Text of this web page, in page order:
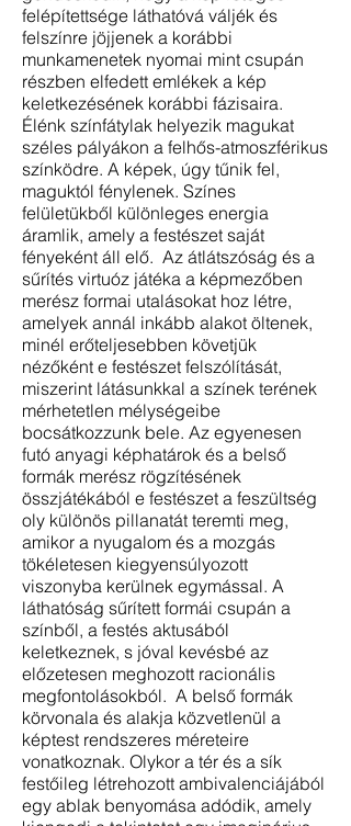
felépítettsége láthatóvá váljék és
felszínre jöjjenek a korábbi
munkamenetek nyomai mint csupán
részben elfedett emlékek a kép
keletkezésének korábbi fázisaira.
Élénk színfátylak helyezik magukat
széles pályákon a felhős-atmoszférikus
színködre. A képek, úgy tűnik fel,
maguktól fénylenek. Színes
felületükből különleges energia
áramlik, amely a festészet saját
fényeként áll elő. Az átlátszóság és a
sűrítés virtuóz játéka a képmezőben
merész formai utalásokat hoz létre,
amelyek annál inkább alakot öltenek,
minél erőteljesebben követjük
nézőként e festészet felszólítását,
miszerint látásunkkal a színek terének
mérhetetlen mélységeibe
bocsátkozzunk bele. Az egyenesen
futó anyagi képhatárok és a belső
formák merész rögzítésének
összjátékából e festészet a feszültség
oly különös pillanatát teremti meg,
amikor a nyugalom és a mozgás
tökéletesen kiegyensúlyozott
viszonyba kerülnek egymással. A
láthatóság sűrített formái csupán a
színből, a festés aktusából
keletkeznek, s jóval kevésbé az
előzetesen meghozott racionális
megfontolásokból. A belső formák
körvonala és alakja közvetlenül a
képtest rendszeres méreteire
vonatkoznak. Olykor a tér és a sík
festőileg létrehozott ambivalenciájából
egy ablak benyomása adódik, amely